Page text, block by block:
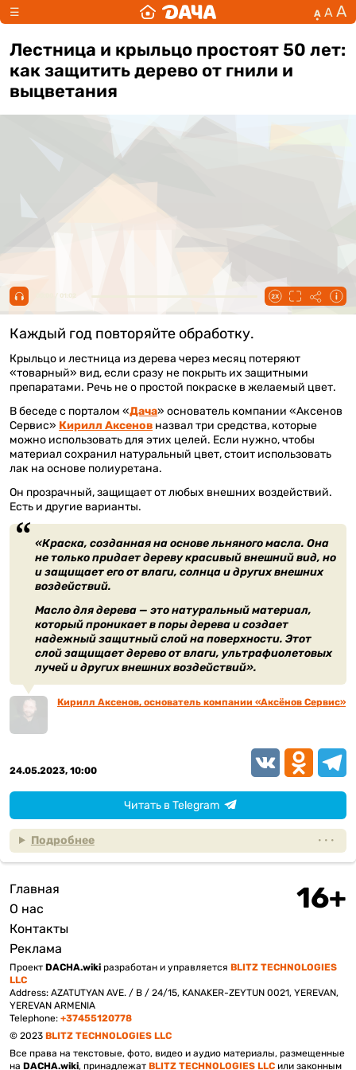
☰ А А А
Лестница и крыльцо простоят 50 лет:
как защитить дерево от гнили и
выцветания
00:00 / 01:02
Каждый год повторяйте обработку.
Крыльцо и лестница из дерева через месяц потеряют
«товарный» вид, если сразу не покрыть их защитными
препаратами. Речь не о простой покраске в желаемый цвет.
В беседе с порталом «Дача» основатель компании «Аксенов
Сервис» Кирилл Аксенов назвал три средства, которые
можно использовать для этих целей. Если нужно, чтобы
материал сохранил натуральный цвет, стоит использовать
лак на основе полиуретана.
Он прозрачный, защищает от любых внешних воздействий.
Есть и другие варианты.
«Краска, созданная на основе льняного масла. Она
не только придает дереву красивый внешний вид, но
и защищает его от влаги, солнца и других внешних
воздействий.
Масло для дерева — это натуральный материал,
который проникает в поры дерева и создает
надежный защитный слой на поверхности. Этот
слой защищает дерево от влаги, ультрафиолетовых
лучей и других внешних воздействий».
Кирилл Аксенов, основатель компании «Аксёнов Сервис»
24.05.2023, 10:00
VK
Читать в Telegram
Подробнее
Подвал
Главная
О нас
Контакты
Реклама
Проект DACHA.wiki разработан и управляется BLITZ TECHNOLOGIES
LLC
Address: AZATUTYAN AVE. / B / 24/15, KANAKER-ZEYTUN 0021, YEREVAN,
YEREVAN ARMENIA
Telephone: +37455120778
© 2023 BLITZ TECHNOLOGIES LLC
Все права на текстовые, фото, видео и аудио материалы, размещенные
на DACHA.wiki, принадлежат BLITZ TECHNOLOGIES LLC или законным